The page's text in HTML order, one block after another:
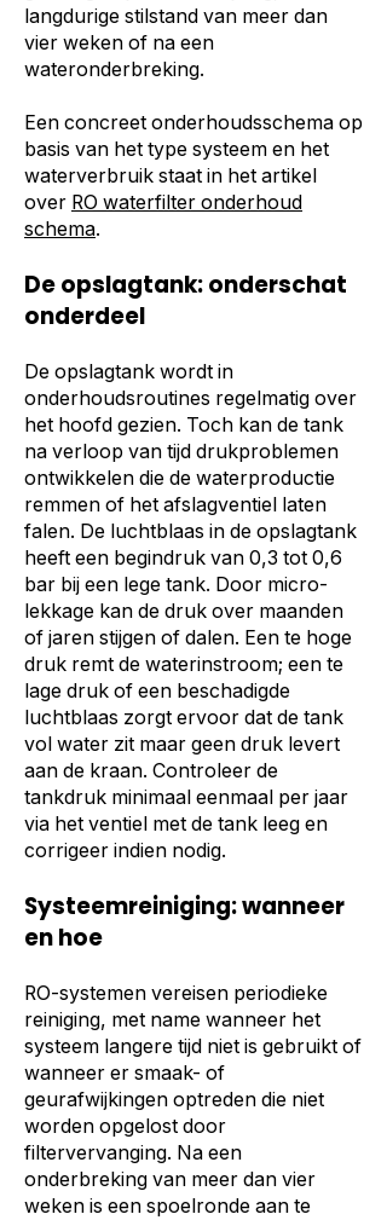
langdurige stilstand van meer dan
vier weken of na een
wateronderbreking.
Een concreet onderhoudsschema op
basis van het type systeem en het
waterverbruik staat in het artikel
over RO waterfilter onderhoud
schema.
De opslagtank: onderschat
onderdeel
De opslagtank wordt in
onderhoudsroutines regelmatig over
het hoofd gezien. Toch kan de tank
na verloop van tijd drukproblemen
ontwikkelen die de waterproductie
remmen of het afslagventiel laten
falen. De luchtblaas in de opslagtank
heeft een begindruk van 0,3 tot 0,6
bar bij een lege tank. Door micro-
lekkage kan de druk over maanden
of jaren stijgen of dalen. Een te hoge
druk remt de waterinstroom; een te
lage druk of een beschadigde
luchtblaas zorgt ervoor dat de tank
vol water zit maar geen druk levert
aan de kraan. Controleer de
tankdruk minimaal eenmaal per jaar
via het ventiel met de tank leeg en
corrigeer indien nodig.
Systeemreiniging: wanneer
en hoe
RO-systemen vereisen periodieke
reiniging, met name wanneer het
systeem langere tijd niet is gebruikt of
wanneer er smaak- of
geurafwijkingen optreden die niet
worden opgelost door
filtervervanging. Na een
onderbreking van meer dan vier
weken is een spoelronde aan te